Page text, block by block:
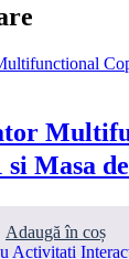
si Masa
Adaugă în coș